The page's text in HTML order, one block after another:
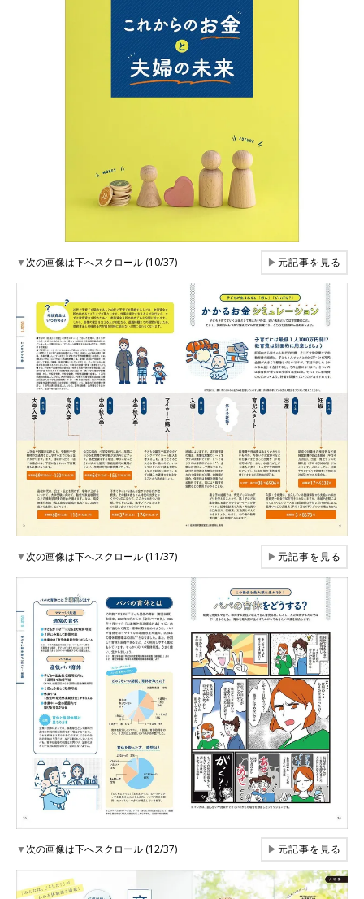
▼次の画像は下へスクロール (10/37) ▶元記事を見る
▼次の画像は下へスクロール (11/37) ▶元記事を見る
▼次の画像は下へスクロール (12/37) ▶元記事を見る